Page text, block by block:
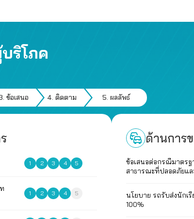
ค้าน รับซื้อไฟฟ้า แพง
ริโภค
ข้อเสนอ 4. ติดตาม 5. ผลลัพธ์
1 2 3 4 5
1 2 3 4 5
ด้านการ
ข้อเสนอต่อกรณีมาตร
สาธารณะที่ปลอดภัยแล
นโยบาย รถรับส่งนักเ
100%